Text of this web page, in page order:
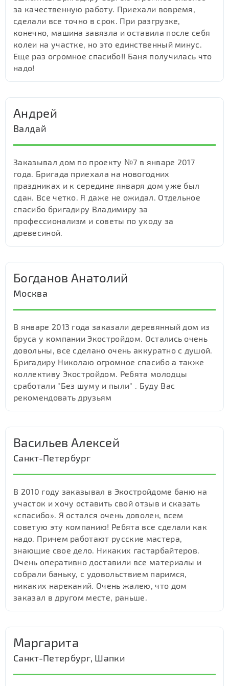
за качественную работу. Приехали вовремя,
сделали все точно в срок. При разгрузке,
конечно, машина завязла и оставила после себя
колеи на участке, но это единственный минус.
Еще раз огромное спасибо!! Баня получилась что
надо!
Андрей
Валдай
Заказывал дом по проекту №7 в январе 2017
года. Бригада приехала на новогодних
праздниках и к середине января дом уже был
сдан. Все четко. Я даже не ожидал. Отдельное
спасибо бригадиру Владимиру за
профессионализм и советы по уходу за
древесиной.
Богданов Анатолий
Москва
В январе 2013 года заказали деревянный дом из
бруса у компании Экостройдом. Остались очень
довольны, все сделано очень аккуратно с душой.
Бригадиру Николаю огромное спасибо а также
коллективу Экостройдом. Ребята молодцы
сработали "Без шуму и пыли" . Буду Вас
рекомендовать друзьям
Васильев Алексей
Санкт-Петербург
В 2010 году заказывал в Экостройдоме баню на
участок и хочу оставить свой отзыв и сказать
«спасибо». Я остался очень доволен, всем
советую эту компанию! Ребята все сделали как
надо. Причем работают русские мастера,
знающие свое дело. Никаких гастарбайтеров.
Очень оперативно доставили все материалы и
собрали баньку, с удовольствием паримся,
никаких нареканий. Очень жалею, что дом
заказал в другом месте, раньше.
Маргарита
Санкт-Петербург, Шапки